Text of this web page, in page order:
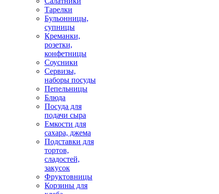
Тарелки
Бульонницы,
супницы
Креманки,
розетки,
конфетницы
Соусники
Сервизы,
наборы посуды
Пепельницы
Блюда
Посуда для
подачи сыра
Емкости для
сахара, джема
Подставки для
тортов,
сладостей,
закусок
Фруктовницы
Корзины для